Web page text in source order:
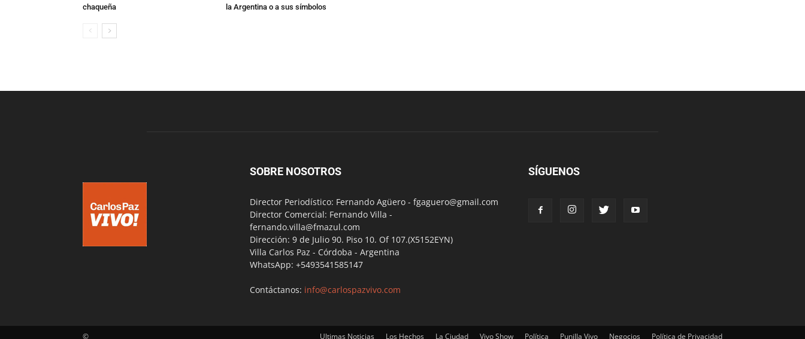
chaqueña
la Argentina o a sus símbolos
SOBRE NOSOTROS
Director Periodístico: Fernando Agüero - fgaguero@gmail.com
Director Comercial: Fernando Villa -
fernando.villa@fmazul.com
Dirección: 9 de Julio 90. Piso 10. Of 107.(X5152EYN)
Villa Carlos Paz - Córdoba - Argentina
WhatsApp: +5493541585147
Contáctanos: info@carlospazvivo.com
SÍGUENOS
Ultimas Noticias Los Hechos La Ciudad Vivo Show Política Punilla Vivo Negocios Política de Privacidad
©